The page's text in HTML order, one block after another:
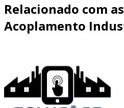
britadores e
minimizando o desgaste
vida útil.
em máquinas de papel
de força entre motores e
otimizando o
Relacionado com
Acoplamento